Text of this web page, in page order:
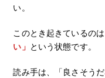
い。
このとき起きているのは
い」 という状態です。
読み手は、「良さそう